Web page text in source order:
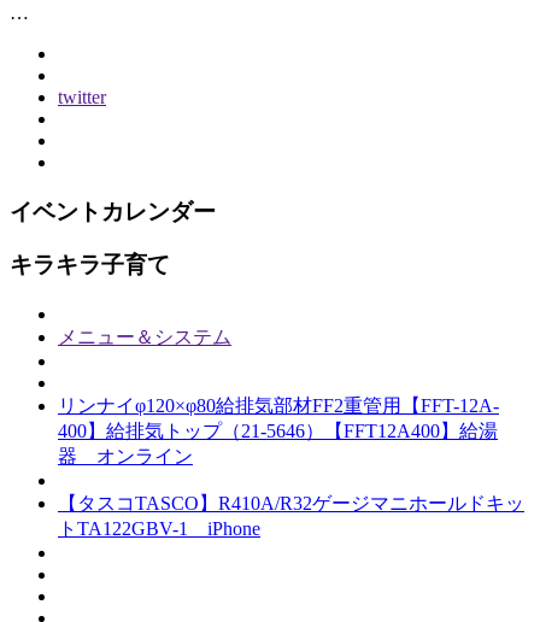
…
twitter
イベントカレンダー
キラキラ子育て
メニュー＆システム
リンナイφ120×φ80給排気部材FF2重管用【FFT-12A-
400】給排気トップ（21-5646）【FFT12A400】給湯
器 オンライン
【タスコTASCO】R410A/R32ゲージマニホールドキッ
トTA122GBV-1 iPhone